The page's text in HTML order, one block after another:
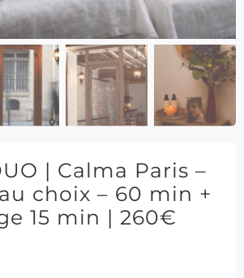
| Calma Paris –
choix – 60 min +
15 min | 260€